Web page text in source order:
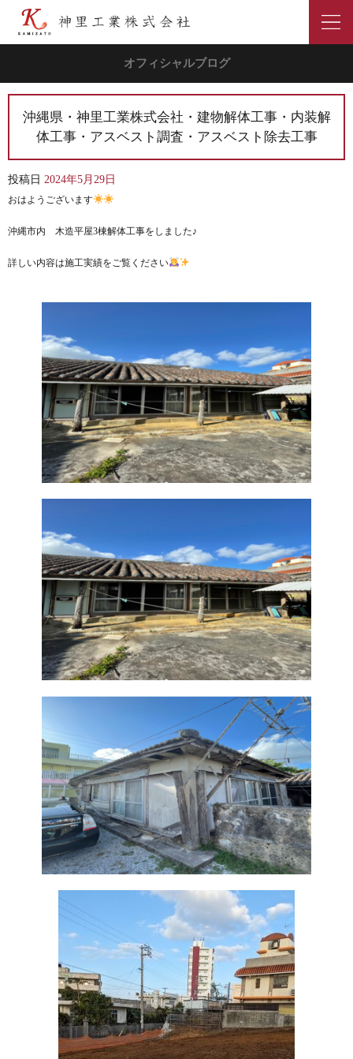
オフィシャルブログ
沖縄県・神里工業株式会社・建物解体工事・内装解
体工事・アスベスト調査・アスベスト除去工事
投稿日 2024年5月29日
おはようございます
沖縄市内 木造平屋3棟解体工事をしました♪
詳しい内容は施工実績をご覧ください